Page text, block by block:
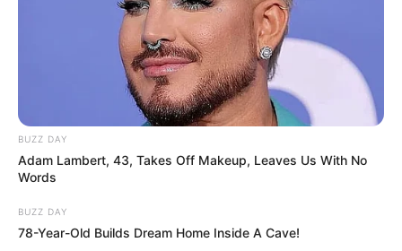
BUZZ DAY
Adam Lambert, 43, Takes Off Makeup, Leaves Us With No
Words
BUZZ DAY
78-Year-Old Builds Dream Home Inside A Cave!